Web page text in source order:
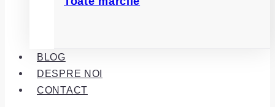
BLOG
DESPRE NOI
CONTACT